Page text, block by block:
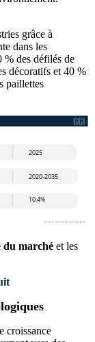
grâce à
dans les
% des défilés de
décoratifs et 40 %
paillettes
du marché et les
croissance